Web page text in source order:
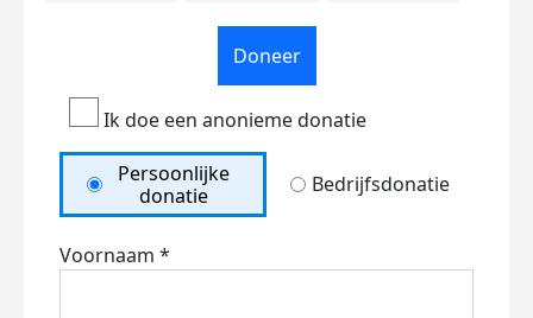
Doneer
Ik doe een anonieme donatie
Persoonlijke
donatie
Bedrijfsdonatie
Voornaam *